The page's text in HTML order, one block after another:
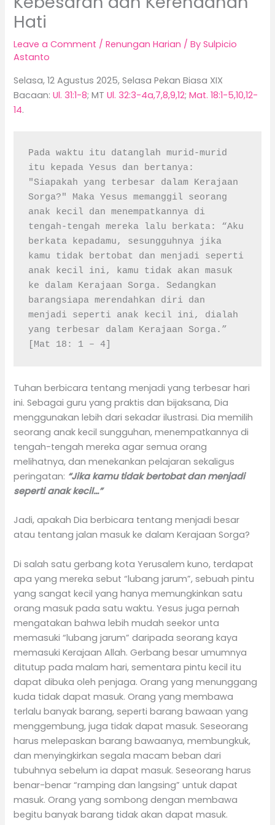
Hati
Leave a Comment /Renungan Harian / BySulpicio
Astanto
Selasa, 12 Agustus 2025, Selasa Pekan Biasa XIX
Bacaan:Ul. 31:1-8; MTUl. 32:3-4a,7,8,9,12;Mat. 18:1-5,10,12-
14.
Pada waktu itu datanglah murid-murid
itu kepada Yesus dan bertanya:
"Siapakah yang terbesar dalam Kerajaan
Sorga?" Maka Yesus memanggil seorang
anak kecil dan menempatkannya di
tengah-tengah mereka lalu berkata: “Aku
berkata kepadamu, sesungguhnya jika
kamu tidak bertobat dan menjadi seperti
anak kecil ini, kamu tidak akan masuk
ke dalam Kerajaan Sorga. Sedangkan
barangsiapa merendahkan diri dan
menjadi seperti anak kecil ini, dialah
yang terbesar dalam Kerajaan Sorga.”
[Mat 18: 1 – 4]
Tuhan berbicara tentang menjadi yang terbesar hari
ini. Sebagai guru yang praktis dan bijaksana, Dia
menggunakan lebih dari sekadar ilustrasi. Dia memilih
seorang anak kecil sungguhan, menempatkannya di
tengah-tengah mereka agar semua orang
melihatnya, dan menekankan pelajaran sekaligus
peringatan: “Jika kamu tidak bertobat dan menjadi
seperti anak kecil…”
Jadi, apakah Dia berbicara tentang menjadi besar
atau tentang jalan masuk ke dalam Kerajaan Sorga?
Di salah satu gerbang kota Yerusalem kuno, terdapat
apa yang mereka sebut “lubang jarum”, sebuah pintu
yang sangat kecil yang hanya memungkinkan satu
orang masuk pada satu waktu. Yesus juga pernah
mengatakan bahwa lebih mudah seekor unta
memasuki “lubang jarum” daripada seorang kaya
memasuki Kerajaan Allah. Gerbang besar umumnya
ditutup pada malam hari, sementara pintu kecil itu
dapat dibuka oleh penjaga. Orang yang menunggang
kuda tidak dapat masuk. Orang yang membawa
terlalu banyak barang, seperti barang bawaan yang
menggembung, juga tidak dapat masuk. Seseorang
harus melepaskan barang bawaanya, membungkuk,
dan menyingkirkan segala macam beban dari
tubuhnya sebelum ia dapat masuk. Seseorang harus
benar-benar “ramping dan langsing” untuk dapat
masuk. Orang yang sombong dengan membawa
begitu banyak barang tidak akan dapat masuk.